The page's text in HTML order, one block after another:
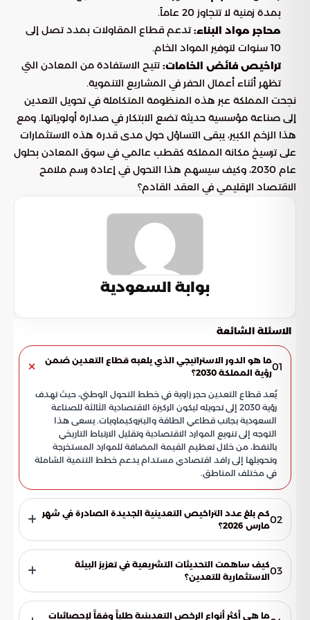
بمدة زمنية لا تتجاوز 20 عاماً.
محاجر مواد البناء:تدعم قطاع المقاولات بمدد تصل إلى
10 سنوات لتوفير المواد الخام.
تراخيص فائض الخامات:تتيح الاستفادة من المعادن التي
تظهر أثناء أعمال الحفر في المشاريع التنموية.
نجحت المملكة عبر هذه المنظومة المتكاملة في تحويل التعدين
إلى صناعة مؤسسية حديثة تضع الابتكار في صدارة أولوياتها. ومع
هذا الزخم الكبير، يبقى التساؤل حول مدى قدرة هذه الاستثمارات
على ترسيخ مكانة المملكة كقطب عالمي في سوق المعادن بحلول
عام 2030، وكيف سيسهم هذا التحول في إعادة رسم ملامح
الاقتصاد الإقليمي في العقد القادم؟
بوابة السعودية
الاسئلة الشائعة
01ما هو الدور الاستراتيجي الذي يلعبه قطاع التعدين ضمن
رؤية المملكة 2030؟
يُعد قطاع التعدين حجر زاوية في خطط التحول الوطني، حيث تهدف
رؤية 2030 إلى تحويله ليكون الركيزة الاقتصادية الثالثة للصناعة
السعودية بجانب قطاعي الطاقة والبتروكيماويات. يسعى هذا
التوجه إلى تنويع الموارد الاقتصادية وتقليل الارتباط التاريخي
بالنفط، من خلال تعظيم القيمة المضافة للموارد المستخرجة
وتحويلها إلى رافد اقتصادي مستدام يدعم خطط التنمية الشاملة
في مختلف المناطق.
02كم بلغ عدد التراخيص التعدينية الجديدة الصادرة في شهر
مارس 2026؟
كشفت وزارة الصناعة والثروة المعدنية عن منح 80 رخصة تعدينية
جديدة خلال شهر مارس 2026 وحده. يعكس هذا الرقم المتصاعد
حجم التدفقات الاستثمارية القوية والسعي الحثيث لاستغلال
رؤوس الأموال المحلية والدولية نحو هذا القطاع الواعد.
03كيف ساهمت التحديثات التشريعية في تعزيز البيئة
الاستثمارية للتعدين؟
أدت التحديثات الشاملة في الأنظمة والتشريعات إلى إيجاد بيئة
قانونية آمنة ومحفزة، مما ساعد في تسريع وتيرة الاستكشاف في
ما هي أكثر أنواع الرخص التعدينية طلباً وفقاً لإحصائيات